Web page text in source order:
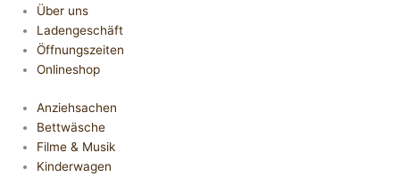
Über uns
Ladengeschäft
Öffnungszeiten
Onlineshop
Anziehsachen
Bettwäsche
Filme & Musik
Kinderwagen